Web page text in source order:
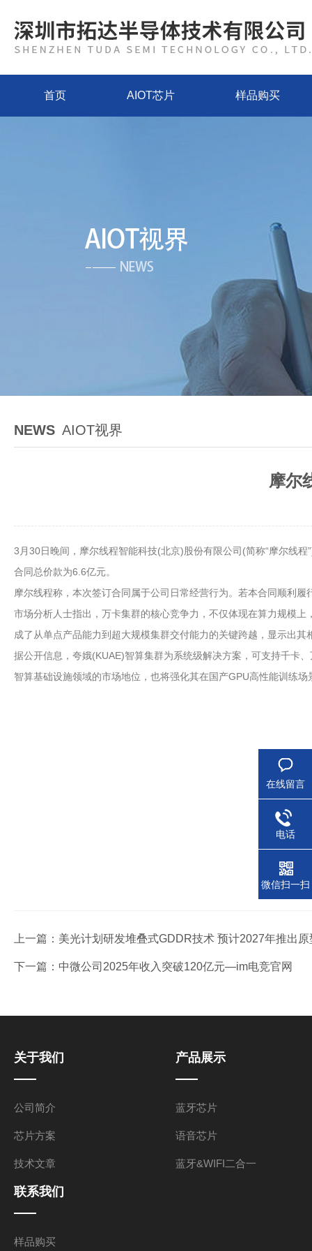
首页 AIOT芯片 样品购买
NEWS AIOT视界
摩尔
3月30日晚间，摩尔线程智能科技(北京)股份有限公司(简称“摩尔线
合同总价款为6.6亿元。
摩尔线程称，本次签订合同属于公司日常经营行为。若本合同顺利
市场分析人士指出，万卡集群的核心竞争力，不仅体现在算力规模
成了从单点产品能力到超大规模集群交付能力的关键跨越，显示出
据公开信息，夸娥(KUAE)智算集群为系统级解决方案，可支持千卡
智算基础设施领域的市场地位，也将强化其在国产GPU高性能训练
上一篇： 美光计划研发堆叠式GDDR技术 预计2027年推出
下一篇： 中微公司2025年收入突破120亿元—im电竞官网
关于我们
公司简介
芯片方案
技术文章
产品展示
蓝牙芯片
语音芯片
蓝牙&WIFI二合一
联系我们
样品购买
在线留言
电话
微信扫一扫